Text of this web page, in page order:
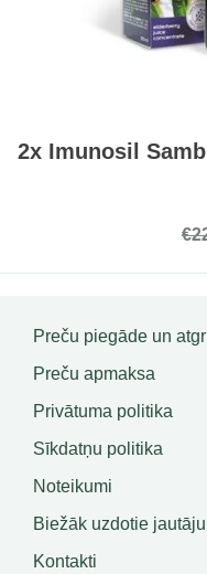
2x Imunosil
€
Preču piegāde un
Preču apmaksa
Privātuma politika
Sīkdatņu politika
Noteikumi
Biežāk uzdotie
Kontakti